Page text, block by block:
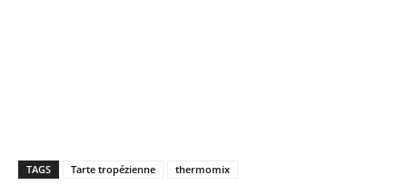
TAGS Tarte tropézienne thermomix